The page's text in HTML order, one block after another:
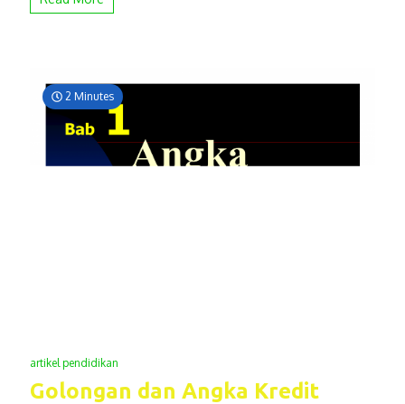
2 Minutes
artikel pendidikan
Golongan dan Angka Kredit